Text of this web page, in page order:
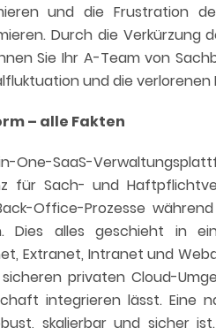
und die Frustration
Durch die Verkürzung
Sie Ihr A-Team von
und die verlorenen
– alle Fakten
One-SaaS-
für Sach- und
Office-Prozesse
Dies alles geschieht in
Extranet, Intranet und
privaten Cloud-
integrieren lässt. Eine
skalierbar und sicher